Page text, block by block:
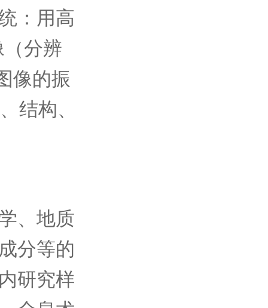
：用高
分辨
像的振
结构、
、地质
分等的
研究样